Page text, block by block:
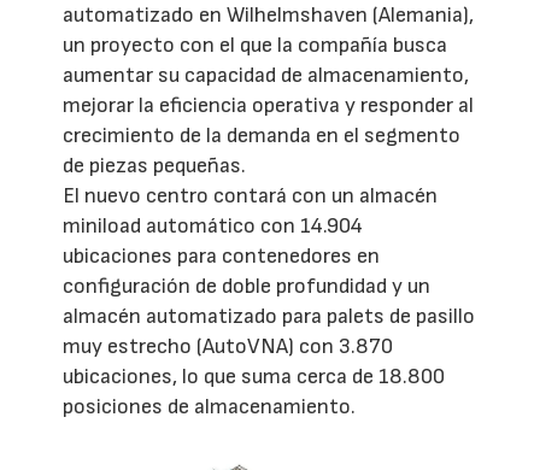
automatizado en Wilhelmshaven (Alemania),
un proyecto con el que la compañía busca
aumentar su capacidad de almacenamiento,
mejorar la eficiencia operativa y responder al
crecimiento de la demanda en el segmento
de piezas pequeñas.
El nuevo centro contará con un almacén
miniload automático con 14.904
ubicaciones para contenedores en
configuración de doble profundidad y un
almacén automatizado para palets de pasillo
muy estrecho (AutoVNA) con 3.870
ubicaciones, lo que suma cerca de 18.800
posiciones de almacenamiento.